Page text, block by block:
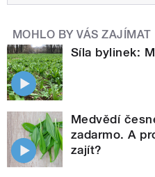
MOHLO BY VÁS ZAJÍMAT
Síla bylinek:
Medvědí
zadarmo. A
zajít?